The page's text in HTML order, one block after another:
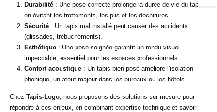
Durabilité: Une pose correcte prolonge la durée de vie du tapis
en évitant les frottements, les plis et les déchirures.
Sécurité: Un tapis mal installé peut causer des accidents
(glissades, trébuchements).
Esthétique: Une pose soignée garantit un rendu visuel
impeccable, essentiel pour les espaces professionnels.
Confort acoustique: Un tapis bien posé améliore l’isolation
phonique, un atout majeur dans les bureaux ou les hôtels.
Chez Tapis-Logo, nous proposons des solutions sur mesure pour
répondre à ces enjeux, en combinant expertise technique et savoir-